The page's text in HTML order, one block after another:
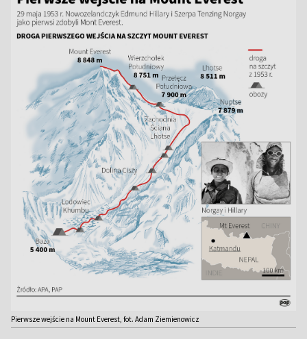
Pierwsze wejście na Mount Everest, fot. Adam Ziemienowicz